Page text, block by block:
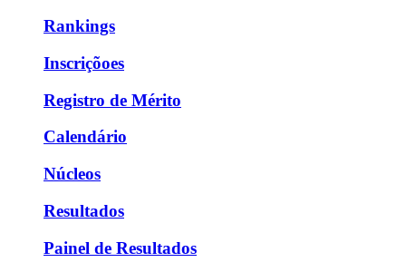
Rankings
Inscriçõoes
Registro de Mérito
Calendário
Núcleos
Resultados
Painel de Resultados